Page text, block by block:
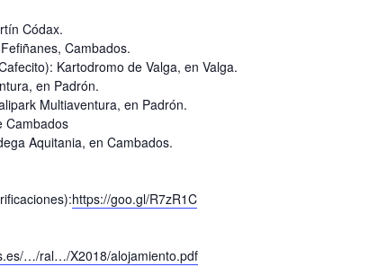
Códax.
Cambados.
Kartodromo de Valga, en Valga.
en Padrón.
Multiaventura, en Padrón.
Cambados
Aquitania, en Cambados.
https://goo.gl/R7zR1C
…/ral…/X2018/alojamiento.pdf